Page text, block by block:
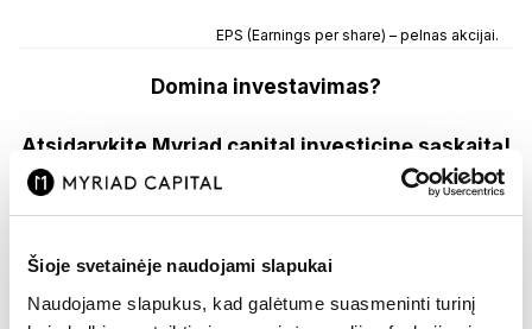
Šioje svetainėje naudojami slapukai
Naudojame slapukus, kad galėtume suasmeninti turinį
EPS (Earnings per share) – pelnas akcijai.
Domina investavimas?
Atsidarykite Myriad capital investicinę sąskaitą!
Registracija
Atsidarius vertybinių popierių sąskaitą turėsite prieigą
prie Myriad capital investavimo platformos, kurioje